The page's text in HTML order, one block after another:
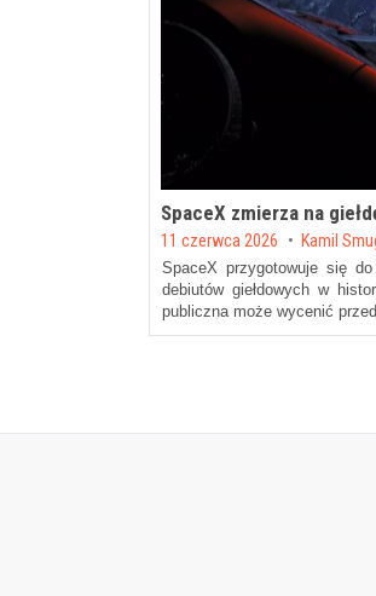
SpaceX zmierza na
Posted on
11 czerwca 2026 by Kamil
SpaceX przygotowuje się
debiutów giełdowych w
publiczna może wycenić